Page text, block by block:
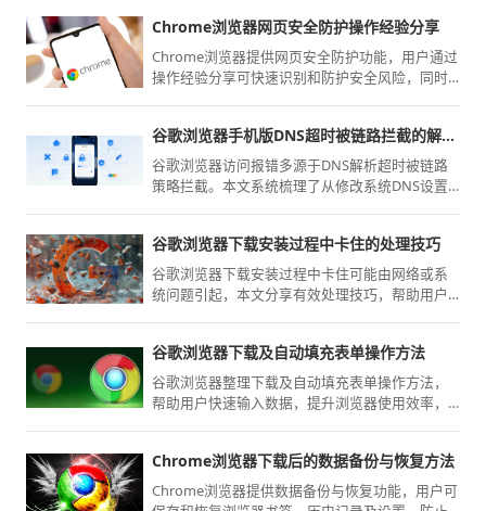
Chrome浏览器网页安全防护操作经验分享
Chrome浏览器提供网页安全防护功能，用户通过
操作经验分享可快速识别和防护安全风险，同时
谷歌浏览器手机版DNS超时被链路拦截的解决思路
谷歌浏览器访问报错多源于DNS解析超时被链路
策略拦截。本文系统梳理了从修改系统DNS设置
动搜索的极速体验。
谷歌浏览器下载安装过程中卡住的处理技巧
谷歌浏览器下载安装过程中卡住可能由网络或系
统问题引起，本文分享有效处理技巧，帮助用户
谷歌浏览器下载及自动填充表单操作方法
谷歌浏览器整理下载及自动填充表单操作方法，
帮助用户快速输入数据，提升浏览器使用效率，
Chrome浏览器下载后的数据备份与恢复方法
Chrome浏览器提供数据备份与恢复功能，用户可